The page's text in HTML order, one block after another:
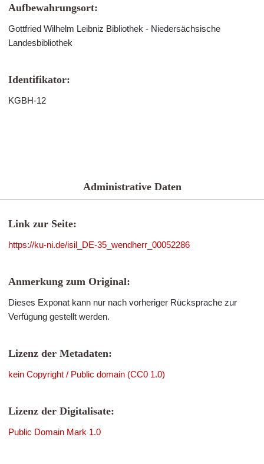
Aufbewahrungsort:
Gottfried Wilhelm Leibniz Bibliothek - Niedersächsische
Landesbibliothek
Identifikator:
KGBH-12
Administrative Daten
Link zur Seite:
https://ku-ni.de/isil_DE-35_wendherr_00052286
Anmerkung zum Original:
Dieses Exponat kann nur nach vorheriger Rücksprache zur
Verfügung gestellt werden.
Lizenz der Metadaten:
kein Copyright / Public domain (CC0 1.0)
Lizenz der Digitalisate:
Public Domain Mark 1.0